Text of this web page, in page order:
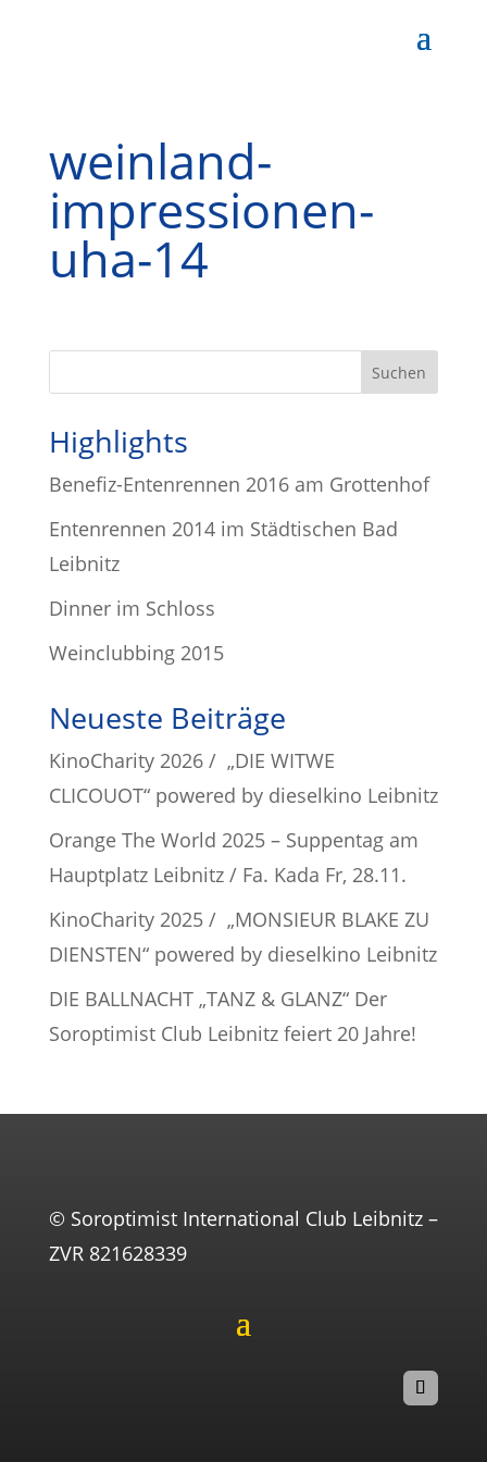
weinland-
impressionen-
uha-14
Highlights
Benefiz-Entenrennen 2016 am Grottenhof
Entenrennen 2014 im Städtischen Bad
Leibnitz
Dinner im Schloss
Weinclubbing 2015
Neueste Beiträge
KinoCharity 2026 / „DIE WITWE
CLICOUOT“ powered by dieselkino Leibnitz
Orange The World 2025 – Suppentag am
Hauptplatz Leibnitz / Fa. Kada Fr, 28.11.
KinoCharity 2025 / „MONSIEUR BLAKE ZU
DIENSTEN“ powered by dieselkino Leibnitz
DIE BALLNACHT „TANZ & GLANZ“ Der
Soroptimist Club Leibnitz feiert 20 Jahre!
© Soroptimist International Club Leibnitz –
ZVR 821628339